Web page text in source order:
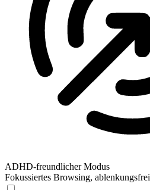
ADHD-freundlicher Modus
Fokussiertes Browsing, ablenkungsfrei